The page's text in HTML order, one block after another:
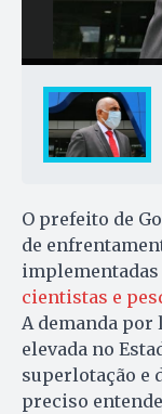
O prefeito de
de
implementadas
cientistas e
A demanda por
elevada no
superlotação e
preciso